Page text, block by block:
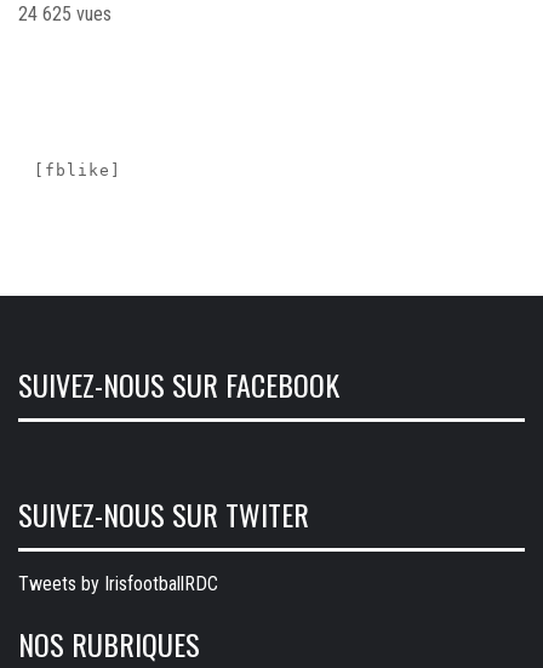
24 625 vues
[fblike]
SUIVEZ-NOUS SUR FACEBOOK
SUIVEZ-NOUS SUR TWITER
Tweets by IrisfootballRDC
NOS RUBRIQUES